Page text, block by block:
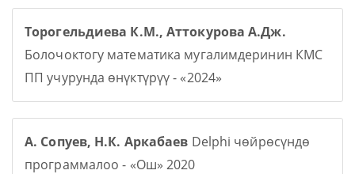
Торогельдиева К.М., Аттокурова А.Дж.
Болочоктогу математика мугалимдеринин КМС
ПП учурунда өнүктүрүү - «2024»
А. Сопуев, Н.К. Аркабаев Delphi чөйрөсүндө
программалоо - «Ош» 2020